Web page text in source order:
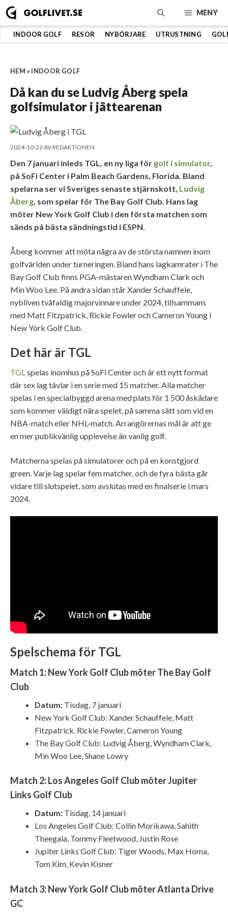
Hoppa
till
innehåll
MENY
INDOOR GOLF RESOR NYBÖRJARE UTRUSTNING
HEM » INDOOR GOLF
Då kan du se Ludvig Åberg spela
golfsimulator i jättearenan
2024-10-22 AVREDAKTIONEN
Den 7 januari inleds TGL, en ny liga för golf i simulator,
på SoFi Center i Palm Beach Gardens, Florida. Bland
spelarna ser vi Sveriges senaste stjärnskott, Ludvig
Åberg, som spelar för The Bay Golf Club. Hans lag
möter New York Golf Club i den första matchen som
sänds på bästa sändningstid i ESPN.
Åberg kommer att möta några av de största namnen inom
golfvärlden under turneringen. Bland hans lagkamrater i The
Bay Golf Club finns PGA-mästaren Wyndham Clark och
Min Woo Lee. På andra sidan står Xander Schauffele,
nybliven tvåfaldig majorvinnare under 2024, tillsammans
med Matt Fitzpatrick, Rickie Fowler och Cameron Young i
New York Golf Club.
Det här är TGL
TGLspelas inomhus på SoFi Center och är ett nytt format
där sex lag tävlar i en serie med 15 matcher. Alla matcher
spelas i en specialbyggd arena med plats för 1 500 åskådare
som kommer väldigt nära spelet, på samma sätt som vid en
NBA-match eller NHL-match. Arrangörernas mål är att ge
en mer publikvänlig upplevelse än vanlig golf.
Matcherna spelas på simulatorer och på en konstgjord
green. Varje lag spelar fem matcher, och de fyra bästa går
vidare till slutspelet, som avslutas med en finalserie i mars
2024.
Spelschema för TGL
Match 1: New York Golf Club möter The Bay Golf
Club
Datum: Tisdag, 7 januari
New York Golf Club: Xander Schauffele, Matt
Fitzpatrick, Rickie Fowler, Cameron Young
The Bay Golf Club: Ludvig Åberg, Wyndham Clark,
Min Woo Lee, Shane Lowry
Match 2: Los Angeles Golf Club möter Jupiter
Links Golf Club
Datum: Tisdag, 14 januari
Los Angeles Golf Club: Collin Morikawa, Sahith
Theegala, Tommy Fleetwood, Justin Rose
Jupiter Links Golf Club: Tiger Woods, Max Homa,
Tom Kim, Kevin Kisner
Match 3: New York Golf Club möter Atlanta Drive
GC